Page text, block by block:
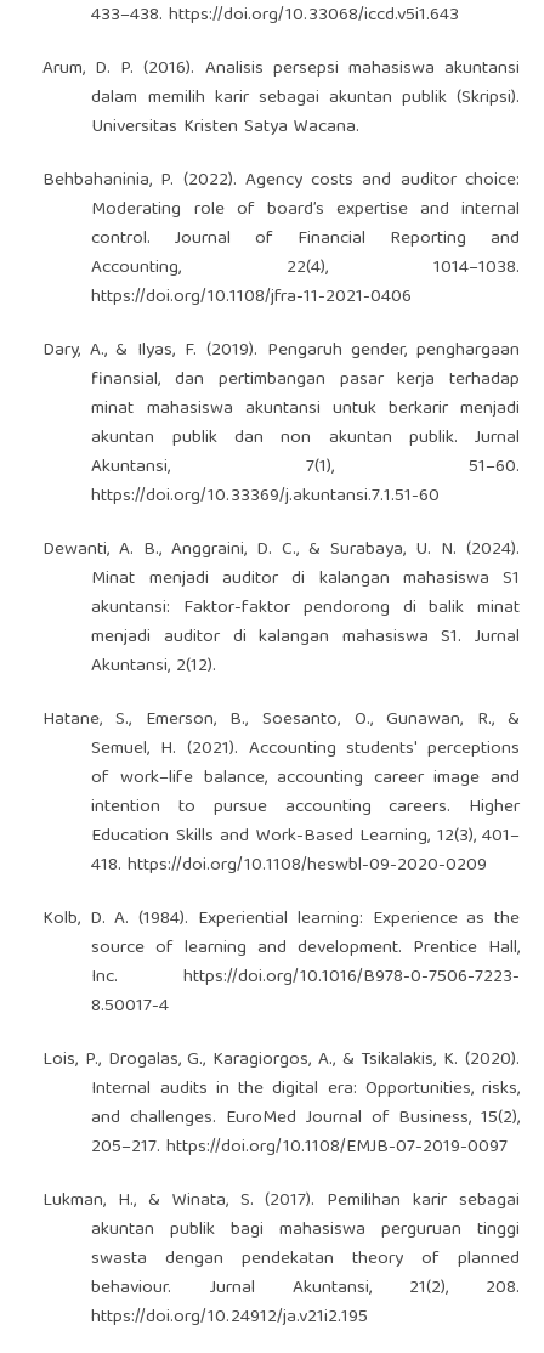
433–438.https://doi.org/10.33068/iccd.v5i1.643
Arum, D. P. (2016). Analisis persepsi mahasiswa akuntansi
dalam memilih karir sebagai akuntan publik (Skripsi).
Universitas Kristen Satya Wacana.
Behbahaninia, P. (2022). Agency costs and auditor choice:
Moderating role of board’s expertise and internal
control. Journal of Financial Reporting and
Accounting, 22(4), 1014–1038.
https://doi.org/10.1108/jfra-11-2021-0406
Dary, A., & Ilyas, F. (2019). Pengaruh gender, penghargaan
finansial, dan pertimbangan pasar kerja terhadap
minat mahasiswa akuntansi untuk berkarir menjadi
akuntan publik dan non akuntan publik. Jurnal
Akuntansi, 7(1), 51–60.
https://doi.org/10.33369/j.akuntansi.7.1.51-60
Dewanti, A. B., Anggraini, D. C., & Surabaya, U. N. (2024).
Minat menjadi auditor di kalangan mahasiswa S1
akuntansi: Faktor-faktor pendorong di balik minat
menjadi auditor di kalangan mahasiswa S1. Jurnal
Akuntansi, 2(12).
Hatane, S., Emerson, B., Soesanto, O., Gunawan, R., &
Semuel, H. (2021). Accounting students' perceptions
of work–life balance, accounting career image and
intention to pursue accounting careers. Higher
Education Skills and Work-Based Learning, 12(3), 401–
418.https://doi.org/10.1108/heswbl-09-2020-0209
Kolb, D. A. (1984). Experiential learning: Experience as the
source of learning and development. Prentice Hall,
Inc.https://doi.org/10.1016/B978-0-7506-7223-
8.50017-4
Lois, P., Drogalas, G., Karagiorgos, A., & Tsikalakis, K. (2020).
Internal audits in the digital era: Opportunities, risks,
and challenges. EuroMed Journal of Business, 15(2),
205–217.https://doi.org/10.1108/EMJB-07-2019-0097
Lukman, H., & Winata, S. (2017). Pemilihan karir sebagai
akuntan publik bagi mahasiswa perguruan tinggi
swasta dengan pendekatan theory of planned
behaviour. Jurnal Akuntansi, 21(2), 208.
https://doi.org/10.24912/ja.v21i2.195